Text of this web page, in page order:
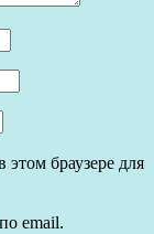
браузере для
email.